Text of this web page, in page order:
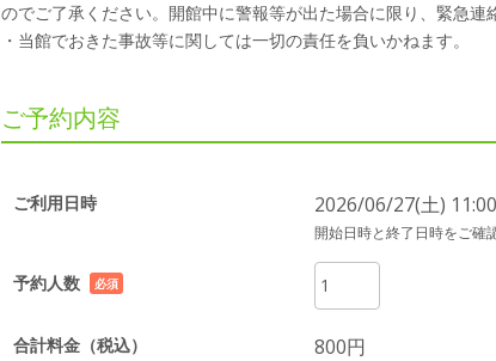
のでご了承ください。開館中に警報等が出た場合に限り、緊急連
・当館でおきた事故等に関しては一切の責任を負いかねます。
ご予約内容
ご利用日時 2026/06/27(土)
開始日時と終了日時をご確
予約人数
必須
合計料金（税込） 800円